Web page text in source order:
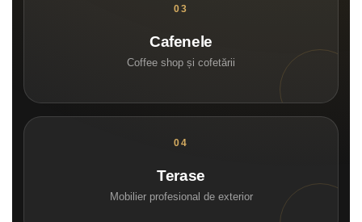
Cafenele
Coffee shop și cofetării
Terase
Mobilier profesional de exterior